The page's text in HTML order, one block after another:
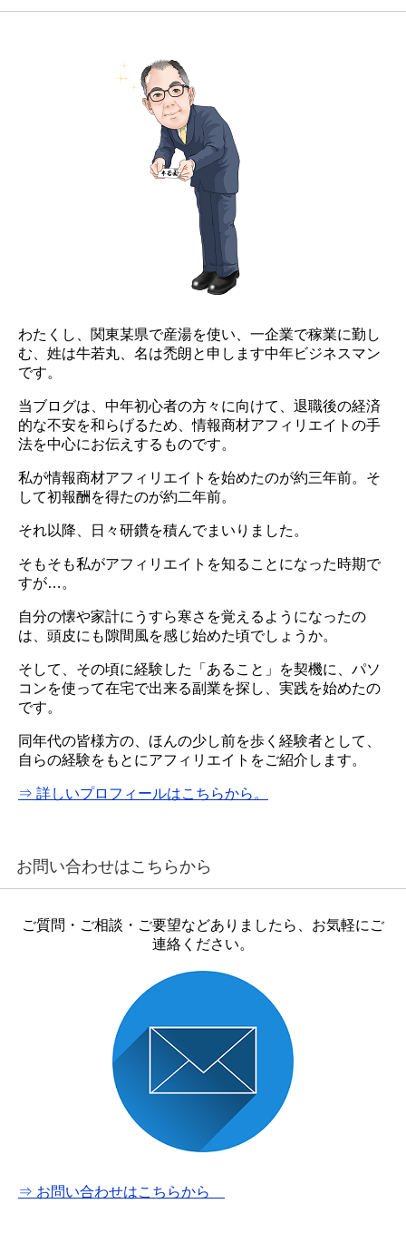
わたくし、関東某県で産湯を使い、一企業で稼業に勤し
む、姓は牛若丸、名は禿朗と申します中年ビジネスマン
です。
当ブログは、中年初心者の方々に向けて、退職後の経済
的な不安を和らげるため、情報商材アフィリエイトの手
法を中心にお伝えするものです。
私が情報商材アフィリエイトを始めたのが約三年前。そ
して初報酬を得たのが約二年前。
それ以降、日々研鑽を積んでまいりました。
そもそも私がアフィリエイトを知ることになった時期で
すが…。
自分の懐や家計にうすら寒さを覚えるようになったの
は、頭皮にも隙間風を感じ始めた頃でしょうか。
そして、その頃に経験した「あること」を契機に、パソ
コンを使って在宅で出来る副業を探し、実践を始めたの
です。
同年代の皆様方の、ほんの少し前を歩く経験者として、
自らの経験をもとにアフィリエイトをご紹介します。
⇒ 詳しいプロフィールはこちらから。
お問い合わせはこちらから
ご質問・ご相談・ご要望などありましたら、お気軽にご
連絡ください。
⇒ お問い合わせはこちらから